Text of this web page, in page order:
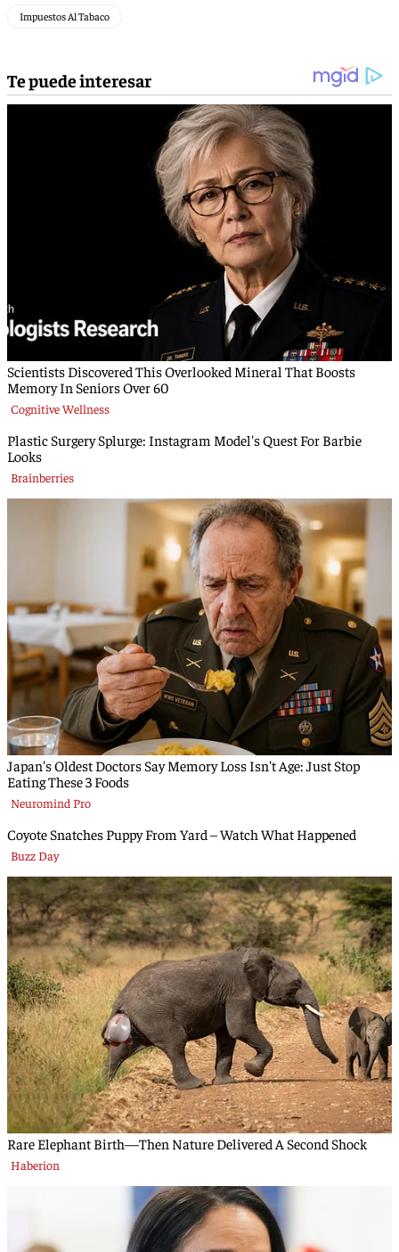
Impuestos Al Tabaco